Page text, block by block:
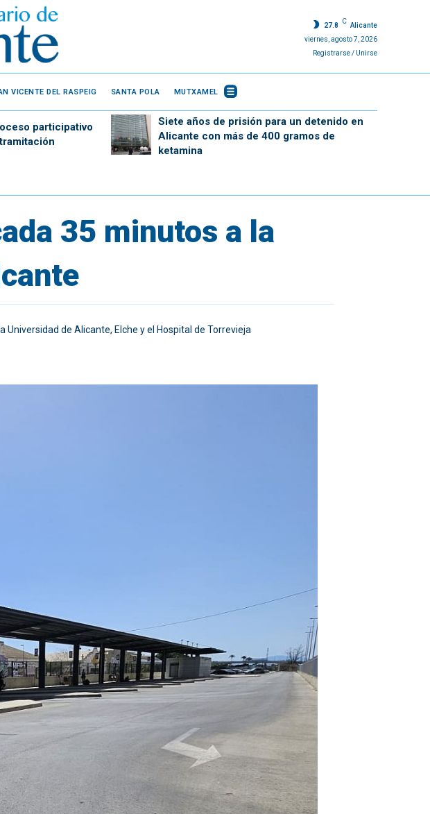
27.8
C
Alicante
viernes, agosto 7, 2026
Registrarse / Unirse
VICENTE DEL RASPEIG SANTA POLA MUTXAMEL
participativo
Siete años de prisión para un detenido en
Alicante con más de 400 gramos de
ketamina
35 minutos a la
de Alicante, Elche y el Hospital de Torrevieja